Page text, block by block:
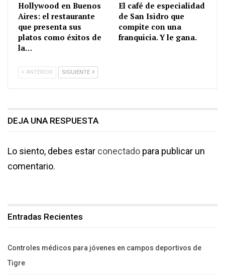
Hollywood en Buenos
Aires: el restaurante
que presenta sus
platos como éxitos de
la…
El café de especialidad
de San Isidro que
compite con una
franquicia. Y le gana.
ANTERIOR SIGUIENTE
DEJA UNA RESPUESTA
Lo siento, debes estar conectado para publicar un
comentario.
Entradas Recientes
Controles médicos para jóvenes en campos deportivos de
Tigre